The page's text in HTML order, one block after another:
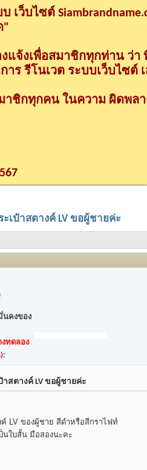
เว็บไซต์
"
แจ้งเพื่อสมาชิกทุกท่าน ว่า
าร รีโนเวต ระบบเว็บไซต์
าชิกทุกคน ในความ ผิดพล
เป๋าสตางค์ LV ขอผู้ชายค่ะ
นคงของ
งทดลอง
):
าสตางค์ LV ขอผู้ชายค่ะ
ค์ LV ของผู้ชาย สีดำหรือสีกราไฟท์
นใบสั้น มือสองนะคะ